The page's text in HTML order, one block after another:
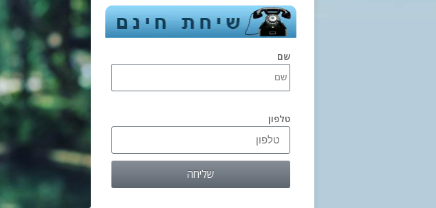
שם
טלפון
שליחה